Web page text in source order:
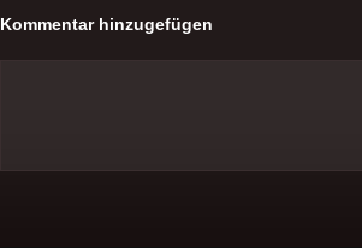
Kommentar hinzugefügen